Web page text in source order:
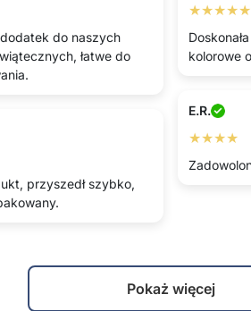
dodatek do naszych
łatwe do
★★★★★
kolorowe
E.R.
★★★★
przyszedł szybko,
Pokaż więcej